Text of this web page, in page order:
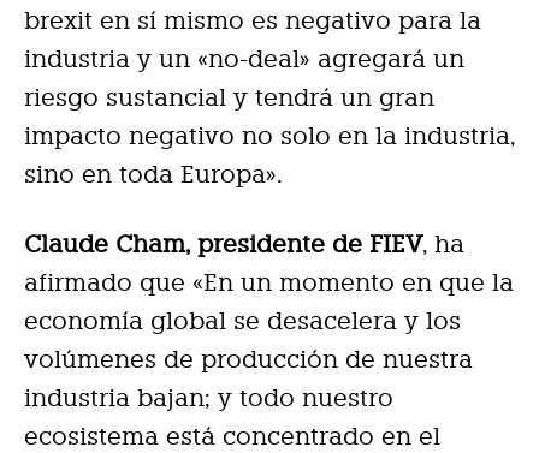
brexit en sí mismo es negativo para la
industria y un «no-deal» agregará un
riesgo sustancial y tendrá un gran
impacto negativo no solo en la industria,
sino en toda Europa».
Claude Cham, presidente de FIEV, ha
afirmado que «En un momento en que la
economía global se desacelera y los
volúmenes de producción de nuestra
industria bajan; y todo nuestro
ecosistema está concentrado en el